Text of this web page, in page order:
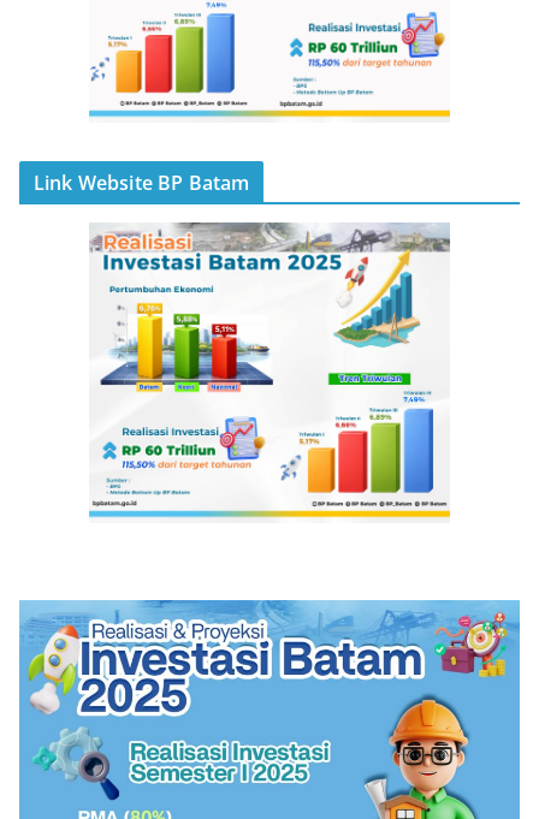
Link Website BP Batam